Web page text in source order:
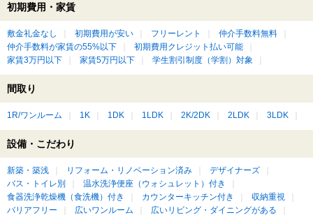
初期費用・家賃
敷金礼金なし 初期費用が安い フリーレント
仲介手数料無料
仲介手数料が家賃の55%以下
初期費用クレジット払い可能
家賃3万円以下
家賃5万円以下 学生割引制度（学割）対象
間取り
1R/ワンルーム 1K 1DK 1LDK 2K/2DK 2LDK 3LDK
設備・こだわり
新築・築浅 リフォーム・リノベーション済み
デザイナーズ
バス・トイレ別
温水洗浄便座（ウォシュレット）付き
食器洗浄乾燥機（食洗機）付き
カウンターキッチン付き
収納重視
バリアフリー
広いワンルーム
広いリビング・ダイニングがある